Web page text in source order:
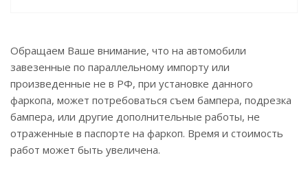
Обращаем Ваше внимание, что на автомобили
завезенные по параллельному импорту или
произведенные не в РФ, при установке данного
фаркопа, может потребоваться съем бампера, подрезка
бампера, или другие дополнительные работы, не
отраженные в паспорте на фаркоп. Время и стоимость
работ может быть увеличена.